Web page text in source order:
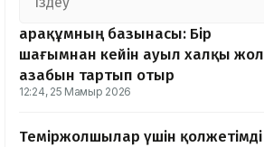
Қарақұмның базынасы: Бір
шағымнан кейін ауыл халқы жол
азабын тартып отыр
12:24, 25 Мамыр 2026
Теміржолшылар үшін қолжетімді